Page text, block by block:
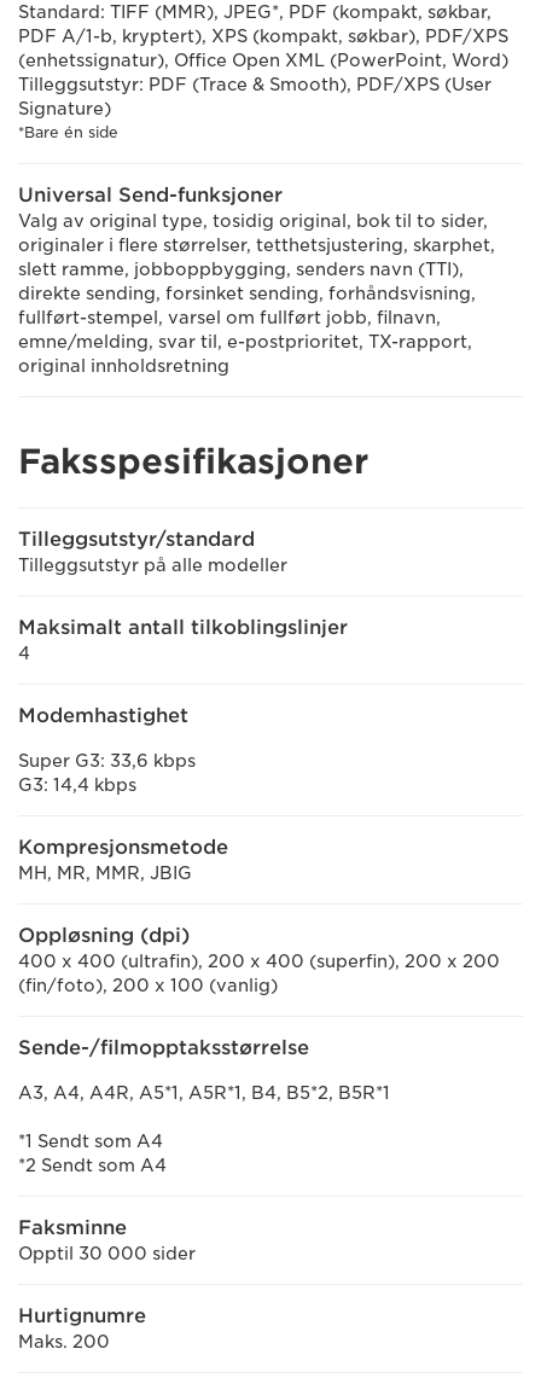
Standard: TIFF (MMR), JPEG*, PDF (kompakt, søkbar,
PDF A/1-b, kryptert), XPS (kompakt, søkbar), PDF/XPS
(enhetssignatur), Office Open XML (PowerPoint, Word)
Tilleggsutstyr: PDF (Trace & Smooth), PDF/XPS (User
Signature)
*Bare én side
Universal Send-funksjoner
Valg av original type, tosidig original, bok til to sider,
originaler i flere størrelser, tetthetsjustering, skarphet,
slett ramme, jobboppbygging, senders navn (TTI),
direkte sending, forsinket sending, forhåndsvisning,
fullført-stempel, varsel om fullført jobb, filnavn,
emne/melding, svar til, e-postprioritet, TX-rapport,
original innholdsretning
Faksspesifikasjoner
Tilleggsutstyr/standard
Tilleggsutstyr på alle modeller
Maksimalt antall tilkoblingslinjer
4
Modemhastighet
Super G3: 33,6 kbps
G3: 14,4 kbps
Kompresjonsmetode
MH, MR, MMR, JBIG
Oppløsning (dpi)
400 x 400 (ultrafin), 200 x 400 (superfin), 200 x 200
(fin/foto), 200 x 100 (vanlig)
Sende-/filmopptaksstørrelse
A3, A4, A4R, A5*1, A5R*1, B4, B5*2, B5R*1
*1 Sendt som A4
*2 Sendt som A4
Faksminne
Opptil 30 000 sider
Hurtignumre
Maks. 200